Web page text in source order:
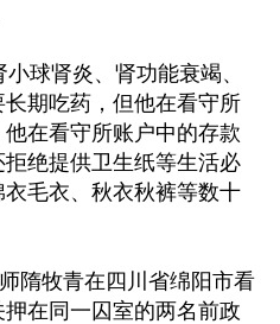
球肾炎、肾功能衰竭、
期吃药，但他在看守所
在看守所账户中的存款
绝提供卫生纸等生活必
毛衣、秋衣秋裤等数十
隋牧青在四川省绵阳市看
在同一囚室的两名前政